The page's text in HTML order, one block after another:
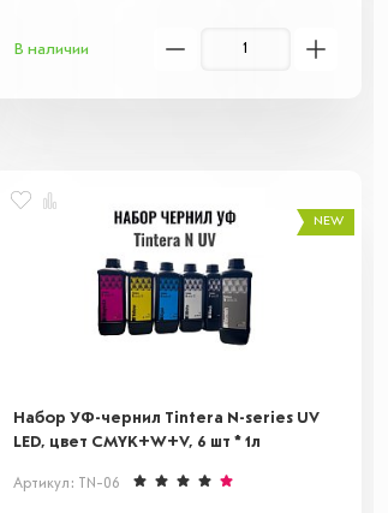
металл. Идеальны для создания
В наличии
NEW
Набор УФ-чернил Tintera N-series UV
LED, цвет CMYK+W+V, 6 шт * 1л
Артикул: TN-06